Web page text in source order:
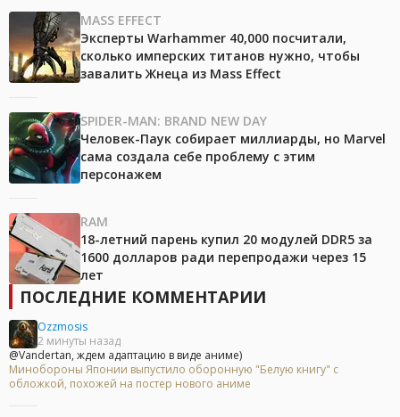
MASS EFFECT
Эксперты Warhammer 40,000 посчитали,
сколько имперских титанов нужно, чтобы
завалить Жнеца из Mass Effect
SPIDER-MAN: BRAND NEW DAY
Человек-Паук собирает миллиарды, но Marvel
сама создала себе проблему с этим
персонажем
RAM
18-летний парень купил 20 модулей DDR5 за
1600 долларов ради перепродажи через 15
лет
ПОСЛЕДНИЕ КОММЕНТАРИИ
Ozzmosis
2 минуты назад
@Vandertan, ждем адаптацию в виде аниме)
Минобороны Японии выпустило оборонную "Белую книгу" с
обложкой, похожей на постер нового аниме